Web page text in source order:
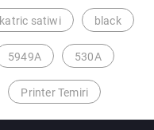
katric satiwi black
5949A 530A
Printer Temiri